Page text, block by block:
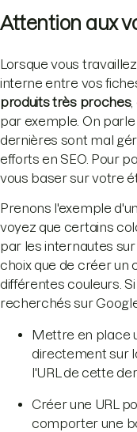
Attention aux
Lorsque vous
interne entre vos
produits très proches,
par exemple. On
dernières sont mal
efforts en SEO. Pour
vous baser sur votre
Prenons l'exemple
voyez que certains
par les internautes
choix que de créer un
différentes couleurs.
recherchés sur
Mettre en place
directement sur
l'URL de cette
Créer une URL
comporter une